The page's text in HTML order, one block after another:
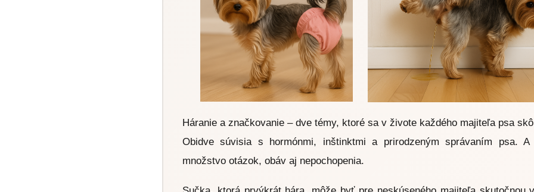
Háranie a značkovanie – dve témy, ktoré sa v živote každého majiteľa psa
Obidve súvisia s hormónmi, inštinktmi a prirodzeným správaním psa. A
množstvo otázok, obáv aj nepochopenia.